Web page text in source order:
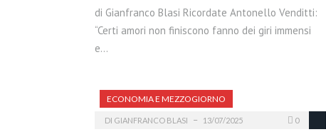
di Gianfranco Blasi Ricordate Antonello Venditti:
“Certi amori non finiscono fanno dei giri immensi
e…
ECONOMIA E MEZZOGIORNO
DI GIANFRANCO BLASI 13/07/2025 0